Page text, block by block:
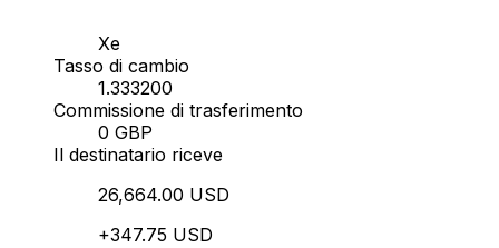
Xe
Tasso di cambio
1.333200
Commissione di trasferimento
0 GBP
Il destinatario riceve
26,664.00 USD
+347.75 USD